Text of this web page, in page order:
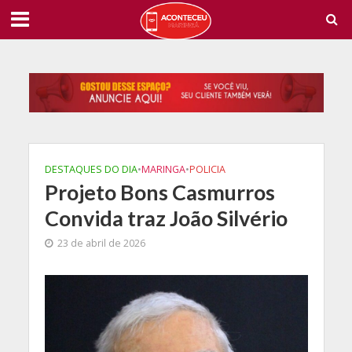
DESTAQUES DO DIA•MARINGA•POLICIA
Projeto Bons Casmurros
Convida traz João Silvério
23 de abril de 2026